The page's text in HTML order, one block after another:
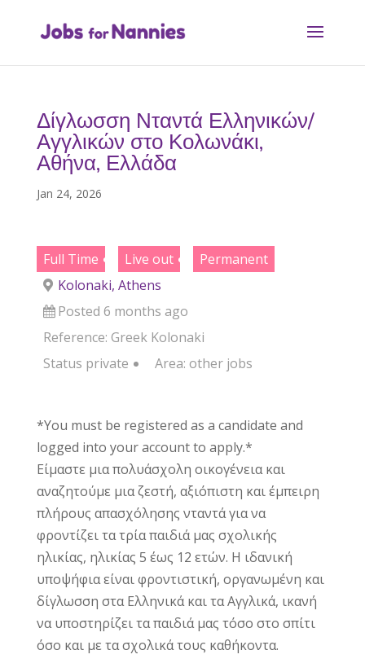
Δίγλωσση Νταντά Ελληνικών/
Αγγλικών στο Κολωνάκι,
Αθήνα, Ελλάδα
Jan 24, 2026
Full Time Live out
Permanent
Kolonaki, Athens
Posted 6 months ago
Reference: Greek Kolonaki
Status private Area: other jobs
*You must be registered as a candidate and
logged into your account to apply.*
Είμαστε μια πολυάσχολη οικογένεια και
αναζητούμε μια ζεστή, αξιόπιστη και έμπειρη
πλήρους απασχόλησης νταντά για να
φροντίζει τα τρία παιδιά μας σχολικής
ηλικίας, ηλικίας 5 έως 12 ετών. Η ιδανική
υποψήφια είναι φροντιστική, οργανωμένη και
δίγλωσση στα Ελληνικά και τα Αγγλικά, ικανή
να υποστηρίζει τα παιδιά μας τόσο στο σπίτι
όσο και με τα σχολικά τους καθήκοντα.